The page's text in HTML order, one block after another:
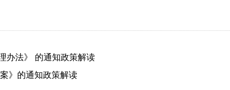
办法》 的通知政策解读
》的通知政策解读